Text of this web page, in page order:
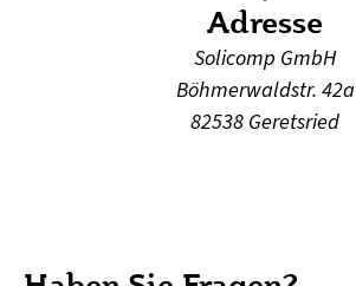
Adresse
Solicomp GmbH
Böhmerwaldstr. 42a
82538 Geretsried